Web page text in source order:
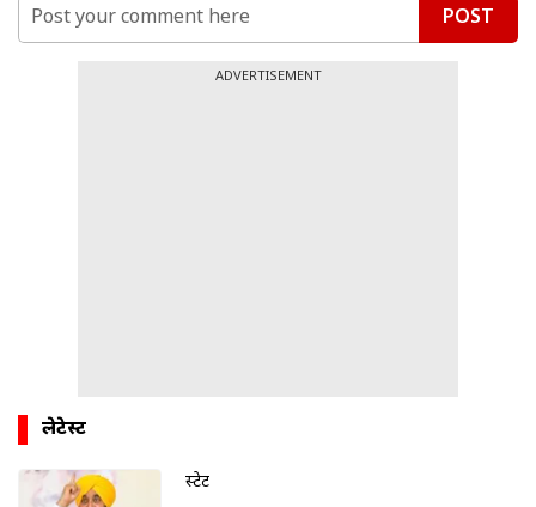
POST
ADVERTISEMENT
लेटेस्ट
स्टेट